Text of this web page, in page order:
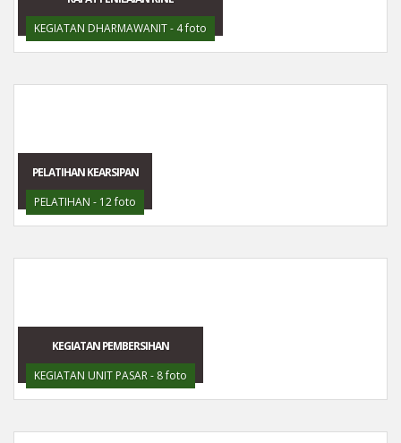
KEGIATAN DHARMAWANIT - 4 foto
PELATIHAN KEARSIPAN
PELATIHAN - 12 foto
KEGIATAN PEMBERSIHAN
KEGIATAN UNIT PASAR - 8 foto